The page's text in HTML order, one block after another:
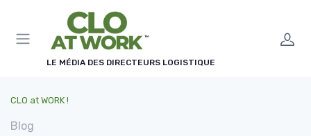
LE MÉDIA DES DIRECTEURS LOGISTIQUE
CLO at WORK !
Blog
Panneau de gestion des cookies